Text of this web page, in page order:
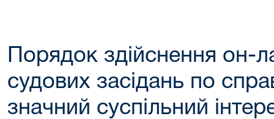
Порядок здійснення он-
судових засідань по
значний суспільний